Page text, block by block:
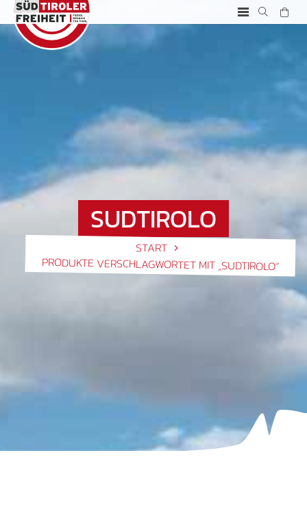
SUDTIROLO
START
PRODUKTE VERSCHLAGWORTET MIT „SUDTIROLO“